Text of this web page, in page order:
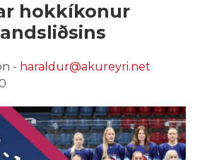
hokkíkonur
- haraldur@akureyri.net